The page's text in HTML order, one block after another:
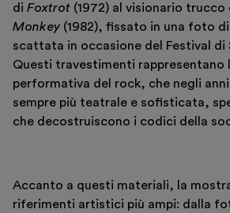
diFoxtrot (1972) al visionario trucco
Monkey (1982), fissato in una foto
scattata in occasione del Festival di
Questi travestimenti rappresentano
performativa del rock, che negli
sempre più teatrale e sofisticata,
che decostruiscono i codici della
Accanto a questi materiali, la
riferimenti artistici più ampi: dalla